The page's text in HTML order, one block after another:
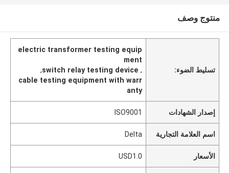
منتوج وصف
تسليط الضوء:
electric transformer testing equip
ment
,
switch relay testing device
,
cable testing equipment with warr
anty
إصدار الشهادات ISO9001
اسم العلامة التجارية Delta
الأسعار USD1.0